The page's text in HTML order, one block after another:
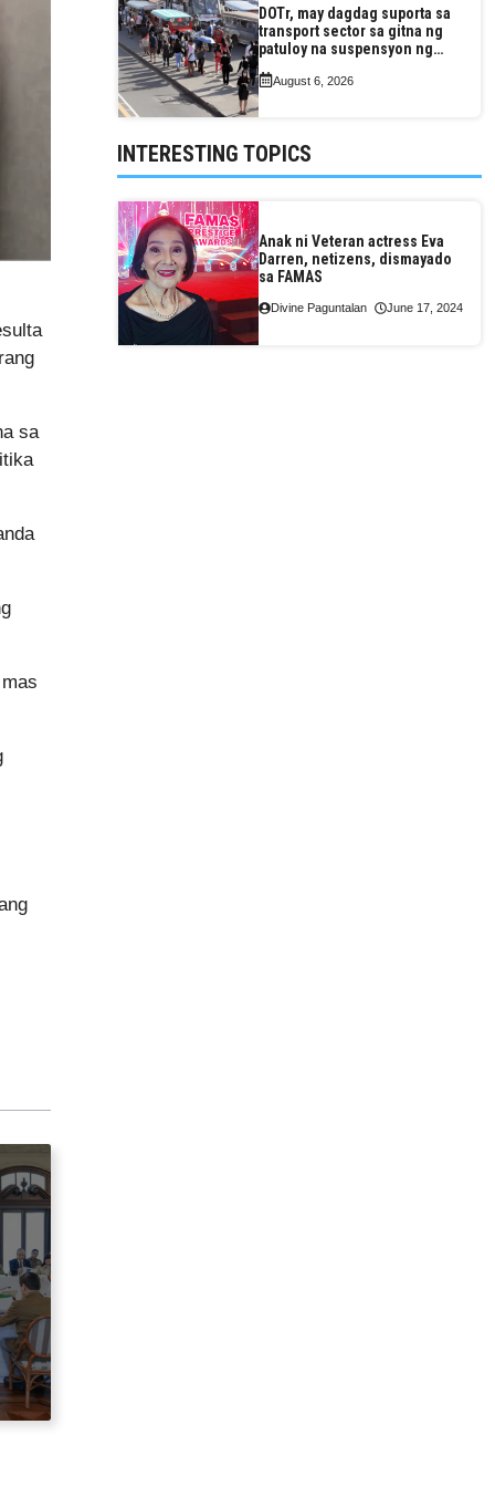
sa
DOTr, may dagdag suporta sa
transport sector sa gitna ng
patuloy na suspensyon ng
August 6, 2026
INTERESTING TOPICS
Anak ni Veteran actress Eva
Darren, netizens, dismayado
sa FAMAS
Divine Paguntalan June 17, 2024